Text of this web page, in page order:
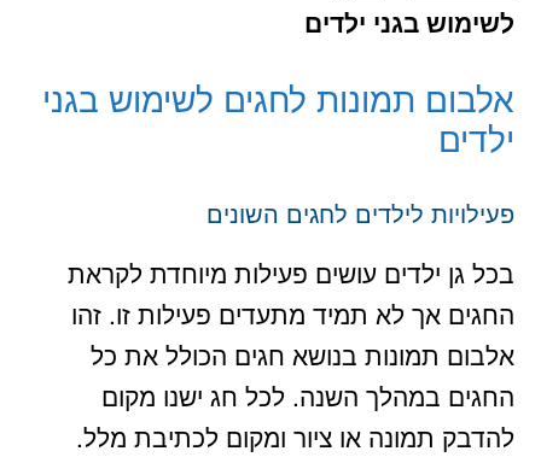
לשימוש בגני ילדים
אלבום תמונות לחגים לשימוש בגני
ילדים
פעילויות לילדים לחגים השונים
בכל גן ילדים עושים פעילות מיוחדת לקראת
החגים אך לא תמיד מתעדים פעילות זו. זהו
אלבום תמונות בנושא חגים הכולל את כל
החגים במהלך השנה. לכל חג ישנו מקום
להדבק תמונה או ציור ומקום לכתיבת מלל.